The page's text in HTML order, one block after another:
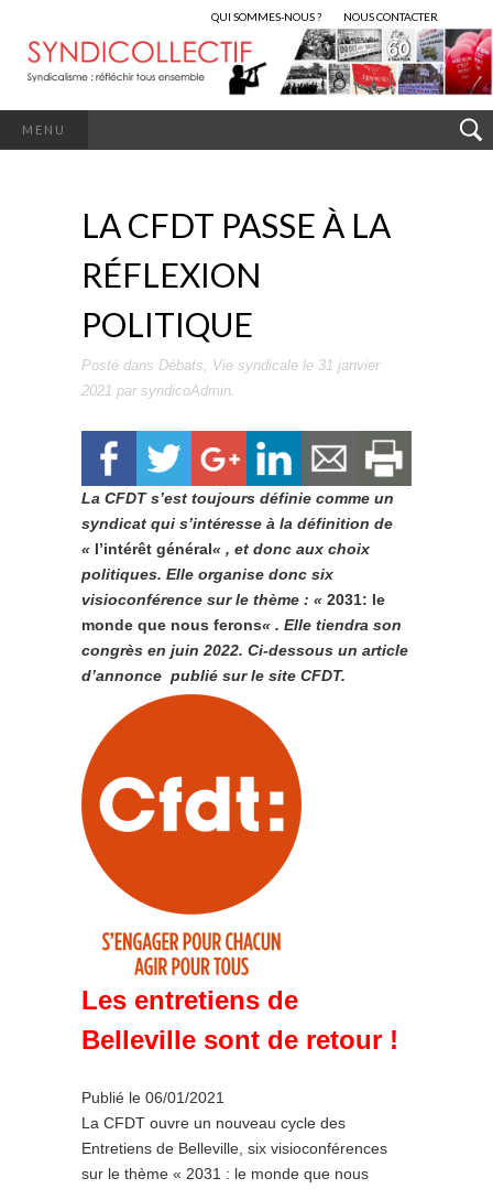
QUI SOMMES-NOUS ? NOUS CONTACTER
MENU
LA CFDT PASSE À LA
RÉFLEXION
POLITIQUE
Posté dans Débats, Vie syndicale le 31 janvier
2021 par syndicoAdmin.
La CFDT s’est toujours définie comme un
syndicat qui s’intéresse à la définition de
« l’intérêt général« , et donc aux choix
politiques. Elle organise donc six
visioconférence sur le thème : « 2031: le
monde que nous ferons« . Elle tiendra son
congrès en juin 2022. Ci-dessous un article
d’annonce publié sur le site CFDT.
Les entretiens de
Belleville sont de retour !
Publié le 06/01/2021
La CFDT ouvre un nouveau cycle des
Entretiens de Belleville, six visioconférences
sur le thème « 2031 : le monde que nous